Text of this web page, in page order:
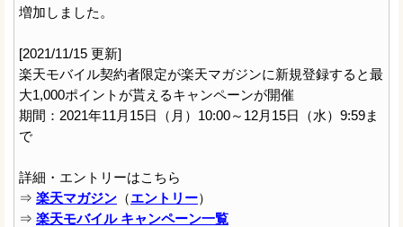
増加しました。
[2021/11/15 更新]
楽天モバイル契約者限定が楽天マガジンに新規登録すると最
大1,000ポイントが貰えるキャンペーンが開催
期間：2021年11月15日（月）10:00～12月15日（水）9:59ま
で
詳細・エントリーはこちら
⇒ 楽天マガジン （エントリー）
⇒ 楽天モバイル キャンペーン一覧